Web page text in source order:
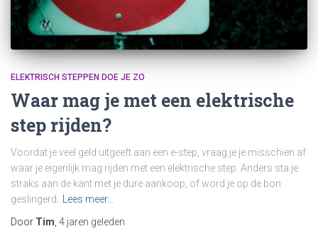
ELEKTRISCH STEPPEN DOE JE ZO
Waar mag je met een elektrische
step rijden?
Voordat je veel geld uitgeeft aan een e-step, vraag je je misschien af
waar je eigenlijk mag rijden met een elektrische step. Anders sta je
straks aan de kant met je dure aankoop, of word je op de bon
geslingerd.
Lees meer…
Door Tim 4 jaren geleden